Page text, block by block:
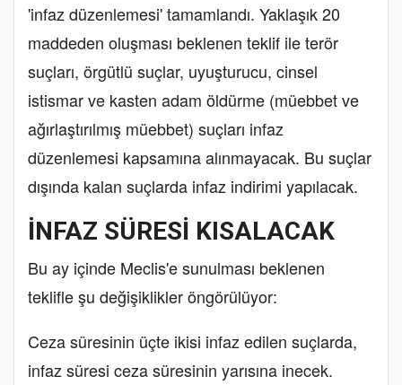
'infaz düzenlemesi' tamamlandı. Yaklaşık 20
maddeden oluşması beklenen teklif ile terör
suçları, örgütlü suçlar, uyuşturucu, cinsel
istismar ve kasten adam öldürme (müebbet ve
ağırlaştırılmış müebbet) suçları infaz
düzenlemesi kapsamına alınmayacak. Bu suçlar
dışında kalan suçlarda infaz indirimi yapılacak.
İNFAZ SÜRESİ KISALACAK
Bu ay içinde Meclis'e sunulması beklenen
teklifle şu değişiklikler öngörülüyor:
Ceza süresinin üçte ikisi infaz edilen suçlarda,
infaz süresi ceza süresinin yarısına inecek.